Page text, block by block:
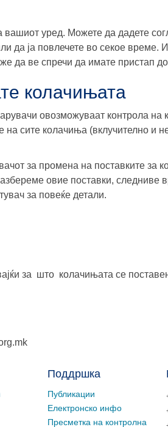
уред. Можете да дадете
да ја повлечете во секое
да ве спречи да имате пристап
колачињата
овозможуваат контрола на
на сите колачиња (вклучително
за промена на поставките за
овие поставки, следниве
за повеќе детали.
за што колачињата се
Поддршка
Публикации
Електронско инфо
Пресметка на контролна